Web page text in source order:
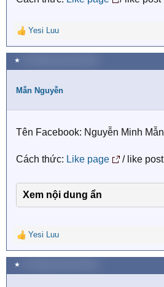
R
e
a
c
i
n
Yesi Luu
★
Mẫn Nguyễn
Tên Facebook: Nguyễn Minh Mẫn
Cách thức: Like page / like post
Xem nội dung ẩn
R
e
a
c
Yesi Luu
★